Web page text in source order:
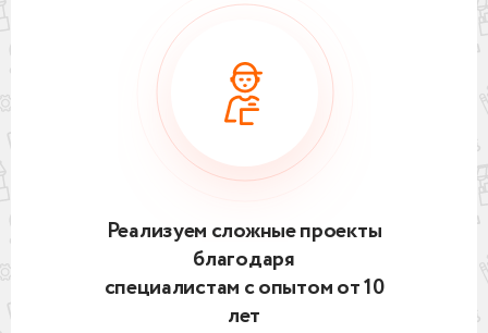
Реализуем сложные проекты
благодаря
специалистам с опытом от 10
лет